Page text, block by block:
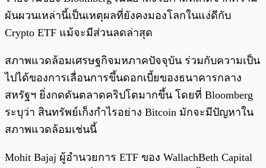
ผันผวนเหล่านี้เป็นเหตุผลที่ยังคงมองโลกในแง่ดีกับ
Crypto ETF แม้จะมีส่วนลดล่าสุด
สภาพแวดล้อมเศรษฐกิจมหภาคปัจจุบัน ร่วมกับความเป็น
ไปได้ของการเลื่อนการขึ้นดอกเบี้ยของธนาคารกลาง
สหรัฐฯ ยิ่งกดดันตลาดคริปโตมากขึ้น โดยที่ Bloomberg
ระบุว่า สินทรัพย์เก็งกำไรอย่าง Bitcoin มักจะมีปัญหาใน
สภาพแวดล้อมเช่นนี้
Mohit Bajaj ผู้อำนวยการ ETF ของ WallachBeth Capital